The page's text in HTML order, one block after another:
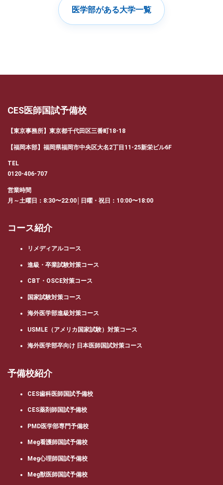
医学部がある大学一覧
CES医師国試予備校
【東京事務所】東京都千代田区三番町18-18
【福岡本部】福岡県福岡市中央区大名2丁目11-25新栄ビル6F
TEL
0120-406-707
営業時間
月～土曜日：8:30〜22:00│日曜・祝日：10:00〜18:00
コース紹介
リメディアルコース
進級・卒業試験対策コース
CBT・OSCE対策コース
国家試験対策コース
海外医学部進級対策コース
USMLE（アメリカ国家試験）対策コース
海外医学部卒向け 日本医師国試対策コース
予備校紹介
CES歯科医師国試予備校
CES薬剤師国試予備校
PMD医学部専門予備校
Meg看護師国試予備校
Meg心理師国試予備校
Meg獣医師国試予備校